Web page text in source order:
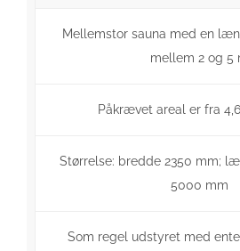
Mellemstor sauna med en
mellem 2 og 5
Påkrævet areal er fra
Størrelse: bredde 2350 mm;
5000 mm
Som regel udstyret med